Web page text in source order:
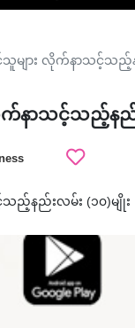
များ လိုက်နာသင့်သည့်
နာသင့်သည့်နည်
ည့်နည်းလမ်း (၁၀)မျိုး